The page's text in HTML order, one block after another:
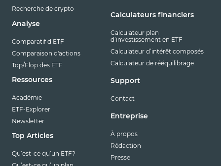
Recherche de crypto
Analyse
Comparatif d’ETF
Comparaison d'actions
Top/Flop des ETF
Ressources
Académie
ETF-Explorer
Newsletter
Top Articles
Qu’est-ce qu’un ETF?
Calculateurs financiers
Calculateur plan
d’investissement en ETF
Calculateur d’intérêt composés
Calculateur de rééquilibrage
Support
Contact
Entreprise
À propos
Rédaction
Presse